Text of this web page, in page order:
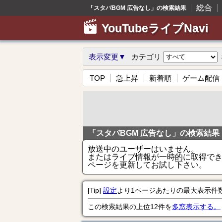
「スタバBGM 広告なし」の検索結果 総合
YouTubeライブNavi
表示変更▼ カテゴリ
TOP 急上昇 新着順 ゲーム配信
「スタバBGM 広告なし」の検索結果
放送中のユーザーはいません。
またはライブ情報が一時的に取得で
ページを更新してお試し下さい。
[Tip] 設定より1ページあたりの最大表示件
この検索結果の上位12件を多窓表示する。